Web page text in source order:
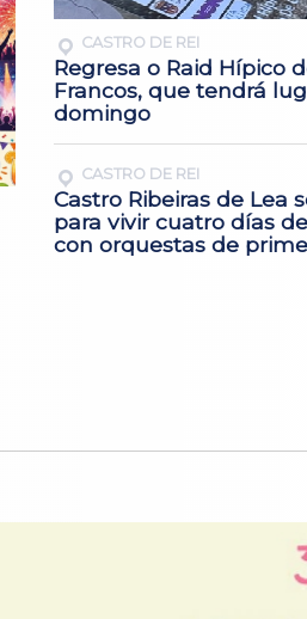
CASTRO DE REI
Regresa o Raid Hípico
Francos, que tendrá
domingo
CASTRO DE REI
Castro Ribeiras de Lea
para vivir cuatro días
con orquestas de